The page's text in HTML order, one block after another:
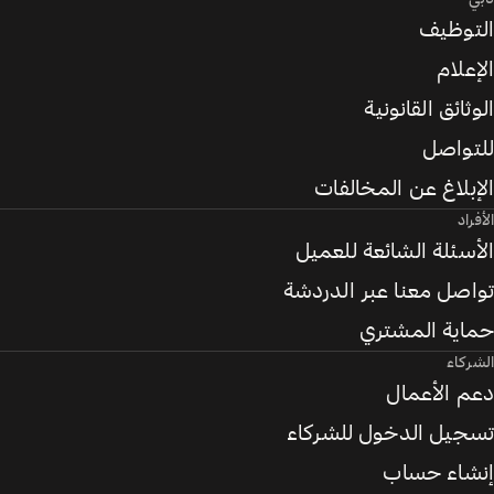
التوظيف
الإعلام
الوثائق القانونية
للتواصل
الإبلاغ عن المخالفات
الأفراد
الأسئلة الشائعة للعميل
تواصل معنا عبر الدردشة
حماية المشتري
الشركاء
دعم الأعمال
تسجيل الدخول للشركاء
إنشاء حساب